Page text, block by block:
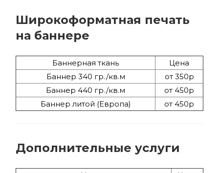
Широкоформатная печать
на баннере
Баннерная ткань
Цена
Баннер 340 гр./кв.м
от 350р
Баннер 440 гр./кв.м
от 450р
Баннер литой (Европа)
от 450р
Дополнительные услуги